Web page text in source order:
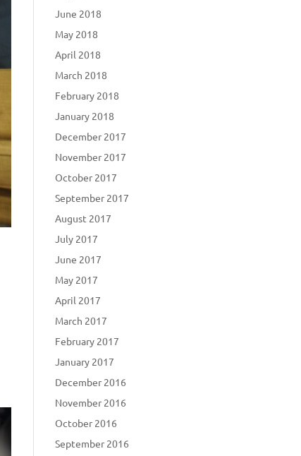
June 2018
May 2018
April 2018
March 2018
February 2018
January 2018
December 2017
November 2017
October 2017
September 2017
August 2017
July 2017
June 2017
May 2017
April 2017
March 2017
February 2017
January 2017
December 2016
November 2016
October 2016
September 2016